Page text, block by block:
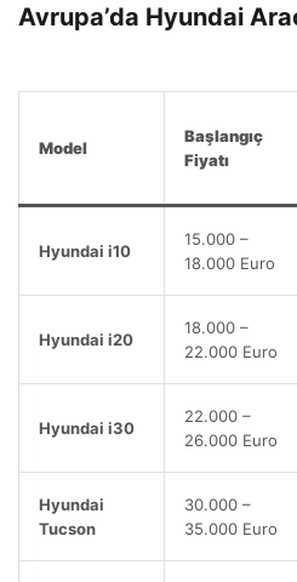
Avrupa’da Hyundai
Model
Başlangıç
Fiyatı
Hyundai i10
15.000 –
18.000 Euro
Hyundai i20
18.000 –
22.000 Euro
Hyundai i30
22.000 –
26.000 Euro
Hyundai
Tucson
30.000 –
35.000 Euro